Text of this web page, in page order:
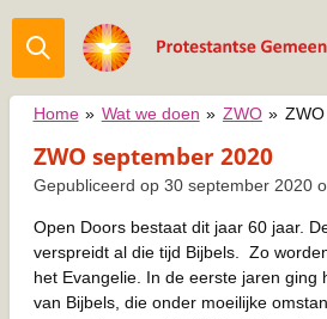
Ga
direct
naar
de
hoofdinhoud
Home » Wat we doen » ZWO »
ZWO september 2020
Gepubliceerd op 30 september 2020
Open Doors bestaat dit jaar 60 jaar.
verspreidt al die tijd Bijbels. Zo
het Evangelie. In de eerste jaren ging
van Bijbels, die onder moeilijke